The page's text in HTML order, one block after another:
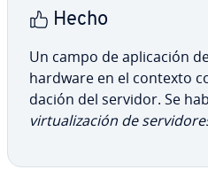
Hecho
Un campo de apli­ca­ción
hardware en el contexto
da­ción del servidor. Se
vi­r­tua­li­za­ción de